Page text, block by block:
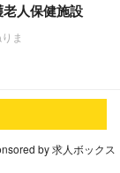
老人保健施設
ま
by 求人ボックス